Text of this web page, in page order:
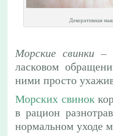
Декоративная
Морские свинки –
ласковом
ними просто
Морских свинок
в рацион
нормальном уходе